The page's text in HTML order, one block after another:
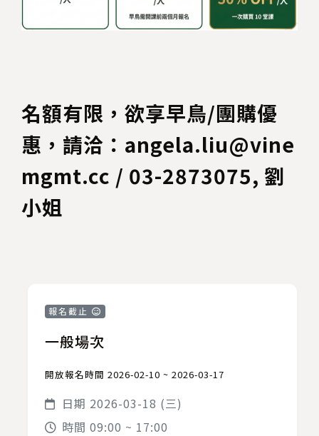
名額有限，欲享早鳥/團購優
惠，請洽：angela.liu@vine
mgmt.cc / 03-2873075, 劉
小姐
報名截止
一般場次
開放報名時間 2026-02-10 ~ 2026-03-17
日期 2026-03-18 (三)
時間 09:00 ~ 17:00